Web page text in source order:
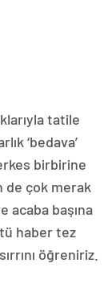
tatile
‘bedava’
birbirine
de çok merak
acaba başına
haber tez
öğreniriz.